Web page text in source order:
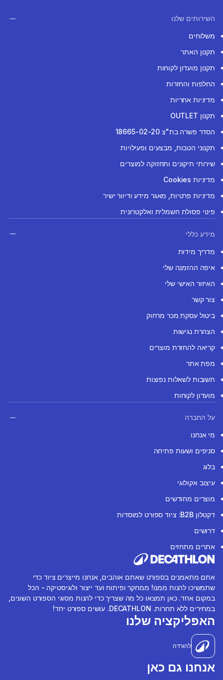
השירותים שלנו
משלוחים
תקנון האתר
תקנון מועדון לקוחות
החלפות והחזרות
מדיניות אחריות
תקנון OUTLET
הסדר פשרה בת"צ 18665-02-20
תקנוני הטבות, מבצעים ופעילויות
שירותי תיקונים ותחזוקה למוצרים
מדיניות Cookies
מדיניות פרטיות, מאגר מידע ודיוור ישיר
פינוי פסולת חשמלית ואלקטרונית
מידע כללי
מדריך מידות
איפה ההזמנה שלי
האיזור האישי שלי
צור קשר
ביטול עסקת מכר מרחוק
הצהרת נגישות
קריאה להחזרת מוצרים
מפת אתר
תשובות לשאלות נפוצות
מועדון לקוחות
על החברה
מי אנחנו
סניפים ושעות פתיחה
בלוג
עיצוב אקולוגי
מוצרים מחודשים
דקטלון B2B: ציוד ספורט למוסדות
דרושים
אתרים מתחזים
אתם מתאמנים בספורט שאתם אוהבים, אנחנו מייצרים ציוד כדי
שתמשיכו להנות ממנו! ממחקר ופיתוח ועד ייצור ולוגיסטיקה - הכל
במקום אחד. כאן תמצאו כל מה שצריך כדי להנות מסוגי הספורט השונים,
במחירים ללא תחרות. DECATHLON. עושים ספורט יחד!
האפליקציה שלנו
להורדה
אנחנו גם כאן